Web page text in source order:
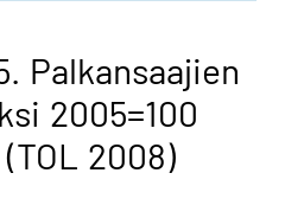
Palkansaajien
2005=100
2008)